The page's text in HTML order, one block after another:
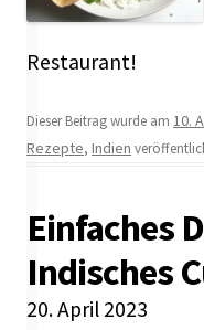
Restaurant!
Dieser Beitrag wurde am 10.
Rezepte, Indien
Einfaches
Indisches
20. April 2023